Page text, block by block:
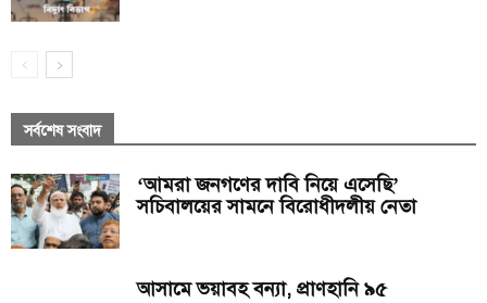
সর্বশেষ সংবাদ
‘আমরা জনগণের দাবি নিয়ে এসেছি’
সচিবালয়ের সামনে বিরোধীদলীয় নেতা
আসামে ভয়াবহ বন্যা, প্রাণহানি ৯৫